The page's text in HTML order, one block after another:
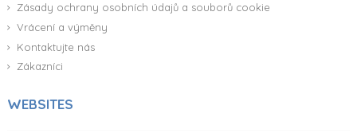
Zásady ochrany osobních údajů a souborů cookie
Vrácení a výměny
Kontaktujte nás
Zákazníci
WEBSITES